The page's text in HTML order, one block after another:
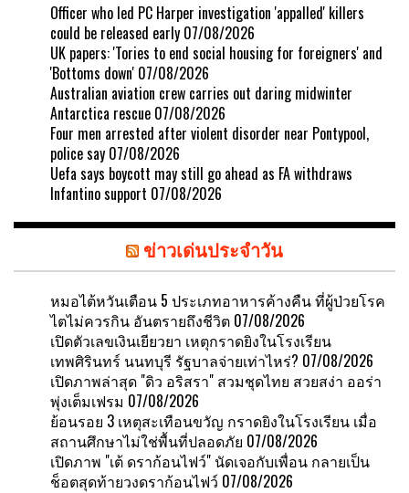
Officer who led PC Harper investigation 'appalled' killers
could be released early 07/08/2026
UK papers: 'Tories to end social housing for foreigners' and
'Bottoms down' 07/08/2026
Australian aviation crew carries out daring midwinter
Antarctica rescue 07/08/2026
Four men arrested after violent disorder near Pontypool,
police say 07/08/2026
Uefa says boycott may still go ahead as FA withdraws
Infantino support 07/08/2026
ข่าวเด่นประจำวัน
หมอไต้หวันเตือน 5 ประเภทอาหารค้างคืน ที่ผู้ป่วยโรค
ไตไม่ควรกิน อันตรายถึงชีวิต 07/08/2026
เปิดตัวเลขเงินเยียวยา เหตุกราดยิงในโรงเรียน
เทพศิรินทร์ นนทบุรี รัฐบาลจ่ายเท่าไหร่? 07/08/2026
เปิดภาพล่าสุด "ดิว อริสรา" สวมชุดไทย สวยสง่า ออร่า
พุ่งเต็มเฟรม 07/08/2026
ย้อนรอย 3 เหตุสะเทือนขวัญ กราดยิงในโรงเรียน เมื่อ
สถานศึกษาไม่ใช่พื้นที่ปลอดภัย 07/08/2026
เปิดภาพ "เต้ ดราก้อนไฟว์" นัดเจอกับเพื่อน กลายเป็น
ช็อตสุดท้ายวงดราก้อนไฟว์ 07/08/2026